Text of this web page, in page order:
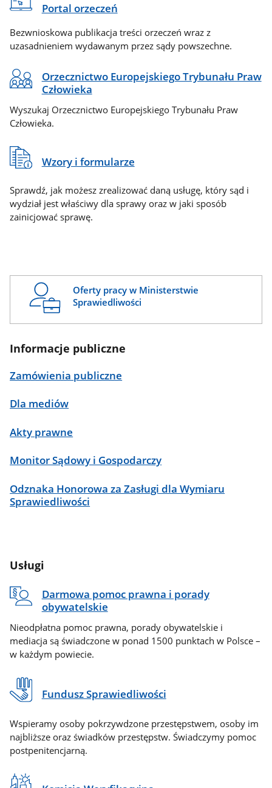
Portal orzeczeń
Bezwnioskowa publikacja treści orzeczeń wraz z
uzasadnieniem wydawanym przez sądy powszechne.
Orzecznictwo Europejskiego Trybunału Praw
Człowieka
Wyszukaj Orzecznictwo Europejskiego Trybunału Praw
Człowieka.
Wzory i formularze
Sprawdź, jak możesz zrealizować daną usługę, który sąd i
wydział jest właściwy dla sprawy oraz w jaki sposób
zainicjować sprawę.
Oferty pracy w Ministerstwie
Sprawiedliwości
Informacje publiczne
Zamówienia publiczne
Dla mediów
Akty prawne
Monitor Sądowy i Gospodarczy
Odznaka Honorowa za Zasługi dla Wymiaru
Sprawiedliwości
Usługi
Darmowa pomoc prawna i porady
obywatelskie
Nieodpłatna pomoc prawna, porady obywatelskie i
mediacja są świadczone w ponad 1500 punktach w Polsce –
w każdym powiecie.
Fundusz Sprawiedliwości
Wspieramy osoby pokrzywdzone przestępstwem, osoby im
najbliższe oraz świadków przestępstw. Świadczymy pomoc
postpenitencjarną.